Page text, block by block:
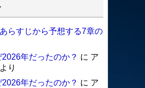
らすじから予想する7章の
2026年だったのか？ に ア
より
2026年だったのか？ に ア